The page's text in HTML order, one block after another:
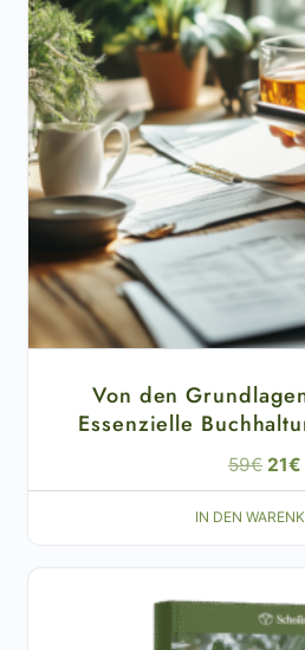
Von den
Essenzielle
59€ 21€
IN DEN